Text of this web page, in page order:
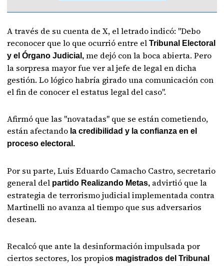
A través de su cuenta de X, el letrado indicó: "Debo
reconocer que lo que ocurrió entre elTribunal Electoral
y el Órgano Judicial,me dejó con la boca abierta. Pero
la sorpresa mayor fue ver al jefe de legal en dicha
gestión. Lo lógico habría girado una comunicación con
el fin de conocer el estatus legal del caso".
Afirmó que las "novatadas" que se están cometiendo,
están afectando la credibilidad y la confianza en el
proceso electoral.
Por su parte, Luis Eduardo Camacho Castro, secretario
general del partido Realizando Metas, advirtió que la
estrategia de terrorismo judicial implementada contra
Martinelli no avanza al tiempo que sus adversarios
desean.
Recalcó que ante la desinformación impulsada por
ciertos sectores, los propios magistrados del Tribunal